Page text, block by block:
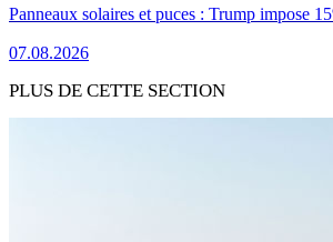
Panneaux solaires et puces : Trump impose
07.08.2026
PLUS DE CETTE SECTION